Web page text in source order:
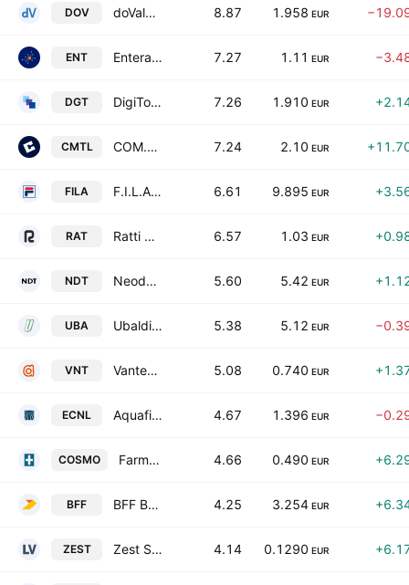
DOV doValue S.p.A. 8.87 1.958 EUR
ENT Entera S.p.A. 7.27 1.11 EUR
DGT DigiTouch SpA 7.26 1.910 EUR
CMTL COM.TEL SPA 7.24 2.10 EUR
FILA F.I.L.A. - Fabbrica Italiana Lapis ed Affini S.p.A. 6.61 9.895 EUR
RAT Ratti S.p.A. 6.57 1.03 EUR
NDT Neodecortech SpA 5.60 5.42 EUR
UBA Ubaldi Costruzioni SpA 5.38 5.12 EUR
VNT Vantea Smart S.p.A. 5.08 0.740 EUR
ECNL Aquafil SpA 4.67 1.396 EUR
COSMO Farmacosmo S.P.A. 4.66 0.490 EUR
BFF BFF Bank SpA 4.25 3.254 EUR
ZEST Zest S.p.A. 4.14 0.1290 EUR